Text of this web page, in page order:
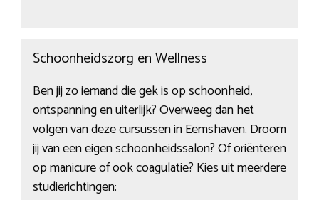
Schoonheidszorg en Wellness
Ben jij zo iemand die gek is op schoonheid,
ontspanning en uiterlijk? Overweeg dan het
volgen van deze cursussen in Eemshaven. Droom
jij van een eigen schoonheidssalon? Of oriënteren
op manicure of ook coagulatie? Kies uit meerdere
studierichtingen: